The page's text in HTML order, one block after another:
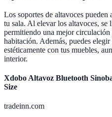
Los soportes de altavoces
tu sala. Al elevar los altavoces, se
permitiendo una mejor
habitación. Además, puedes
estéticamente con tus muebles,
interior.
Xdobo Altavoz Bluetooth
Size
tradeinn.com